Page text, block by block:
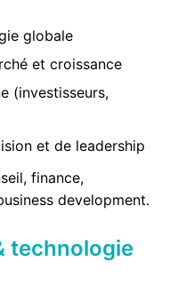
globale
et croissance
(investisseurs,
et de leadership
finance,
development.
technologie